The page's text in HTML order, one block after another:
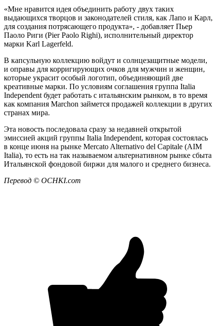
«Мне нравится идея объединить работу двух таких
выдающихся творцов и законодателей стиля, как Лапо и Карл,
для создания потрясающего продукта», - добавляет Пьер
Паоло Риги (Pier Paolo Righi), исполнительный директор
марки Karl Lagerfeld.
В капсульную коллекцию войдут и солнцезащитные модели,
и оправы для корригирующих очков для мужчин и женщин,
которые украсит особый логотип, объединяющий две
креативные марки. По условиям соглашения группа Italia
Independent будет работать с итальянским рынком, в то время
как компания Marchon займется продажей коллекции в других
странах мира.
Эта новость последовала сразу за недавней открытой
эмиссией акций группы Italia Independent, которая состоялась
в конце июня на рынке Mercato Alternativo del Capitale (AIM
Italia), то есть на так называемом альтернативном рынке сбыта
Итальянской фондовой биржи для малого и среднего бизнеса.
Перевод © OCHKI.com